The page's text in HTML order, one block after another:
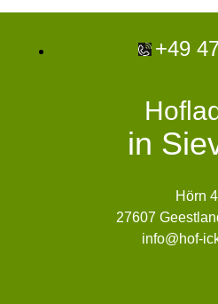
+49
in
Hörn
27607
info@hof-